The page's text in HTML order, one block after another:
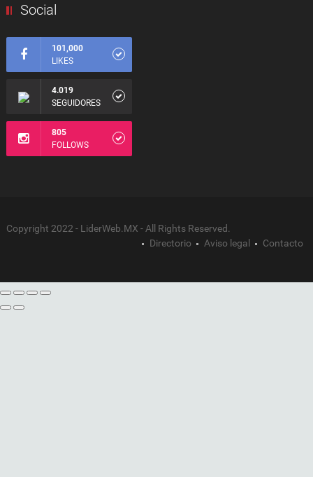
Social
101,000
LIKES
4.019
SEGUIDORES
805
FOLLOWS
Copyright 2022 - LiderWeb.MX - All Rights Reserved.
Directorio
Aviso legal Contacto